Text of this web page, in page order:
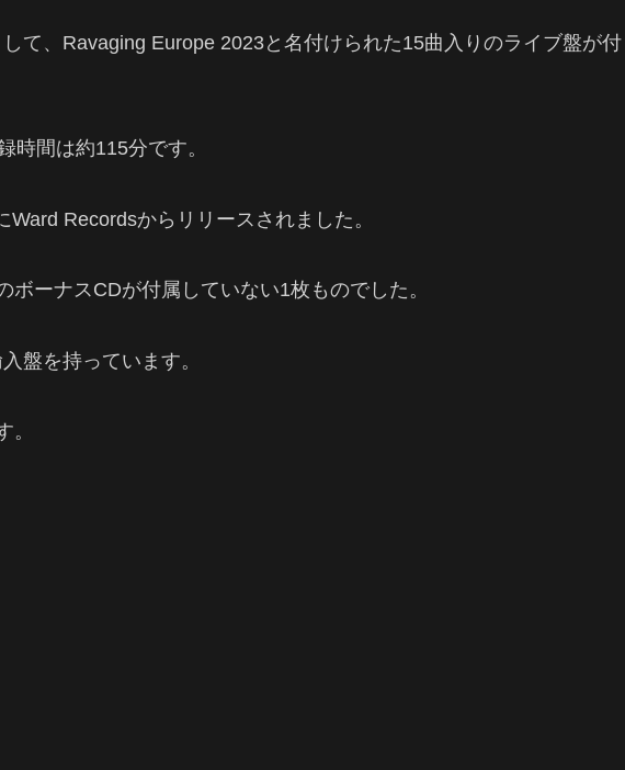
て、Ravaging Europe 2023と名付けられた15曲入りのライブ盤が付
時間は約115分です。
Recordsからリリースされました。
ボーナスCDが付属していない1枚ものでした。
盤を持っています。
。